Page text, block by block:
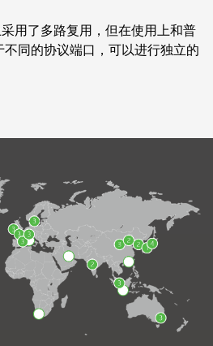
用了多路复用，但在使用上和普
同的协议端口，可以进行独立的